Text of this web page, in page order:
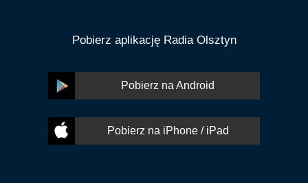
Pobierz aplikację Radia Olsztyn
Pobierz na Android
Pobierz na iPhone / iPad